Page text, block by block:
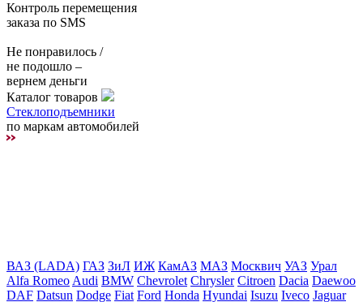
Контроль перемещения
заказа по SMS
Не понравилось /
не подошло –
вернем деньги
Каталог товаров
Стеклоподъемники
по маркам автомобилей
ВАЗ (LADA) ГАЗ ЗиЛ ИЖ КамАЗ МАЗ Москвич УАЗ Урал
Alfa Romeo Audi BMW Chevrolet Chrysler Citroen Dacia Daewoo
DAF Datsun Dodge Fiat Ford Honda Hyundai Isuzu Iveco Jaguar